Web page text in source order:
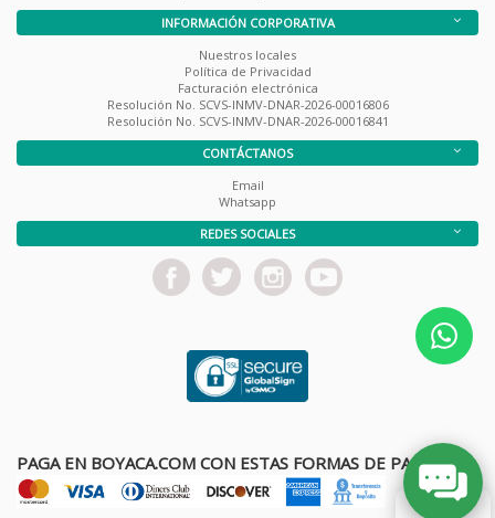
INFORMACIÓN CORPORATIVA
Nuestros locales
Política de Privacidad
Facturación electrónica
Resolución No. SCVS-INMV-DNAR-2026-00016806
Resolución No. SCVS-INMV-DNAR-2026-00016841
CONTÁCTANOS
Email
Whatsapp
REDES SOCIALES
PAGA EN BOYACA.COM CON ESTAS FORMAS DE PAGO